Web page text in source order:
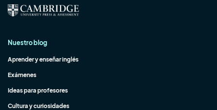
Nuestro blog
Aprender y enseñar inglés
Exámenes
Ideas para profesores
Cultura y curiosidades